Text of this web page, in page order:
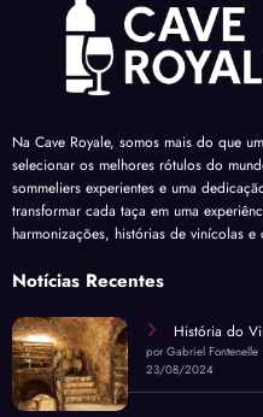
Na Cave Royale, somos mais do que
selecionar os melhores rótulos do
sommeliers experientes e uma
transformar cada taça em uma
harmonizações, histórias de vinícolas
Notícias Recentes
História do
por Gabriel Fontenelle
23/08/2024